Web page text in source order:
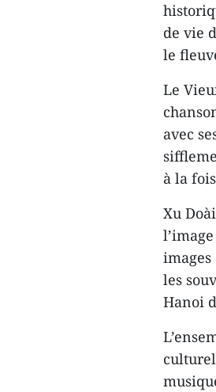
de vie
le
Le
avec
à la
Xu
images
les
Hanoi